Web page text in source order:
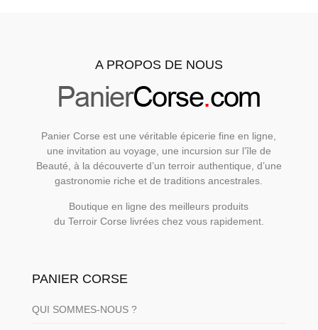
A PROPOS DE NOUS
Panier Corse est une véritable épicerie fine en ligne,
une invitation au voyage, une incursion sur l’île de
Beauté, à la découverte d’un terroir authentique, d’une
gastronomie riche et de traditions ancestrales.
Boutique en ligne des meilleurs produits
du Terroir Corse livrées chez vous rapidement.
PANIER CORSE
QUI SOMMES-NOUS ?